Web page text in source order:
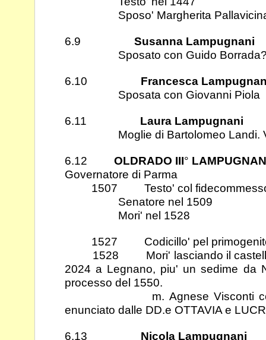
Sposo' Margherita
6.9 Susanna Lampugnani
Sposato con Guido
6.10 Francesca
Sposata con Giovanni Piola
6.11 Laura Lampugnani
Moglie di Bartolomeo Landi.
6.12 OLDRADO III°
Governatore di Parma
1507 Testo' col fidecommesso
Senatore nel 1509
Mori' nel 1528
1527 Codicillo' pel primogenito
1528 Mori' lasciando il castello,
2024 a Legnano, piu' un sedime da
processo del 1550.
m. Agnese Visconti colla
enunciato dalle DD.e OTTAVIA e
6.13 Nicola Lampugnani